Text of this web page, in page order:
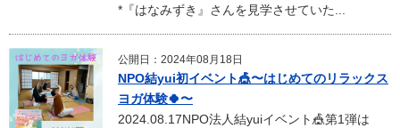
*『はなみずき』さんを見学させていた...
公開日：2024年08月18日
NPO結yui初イベント🎪〜はじめてのリラックス
ヨガ体験🍀〜
2024.08.17NPO法人結yuiイベント🎪第1弾は